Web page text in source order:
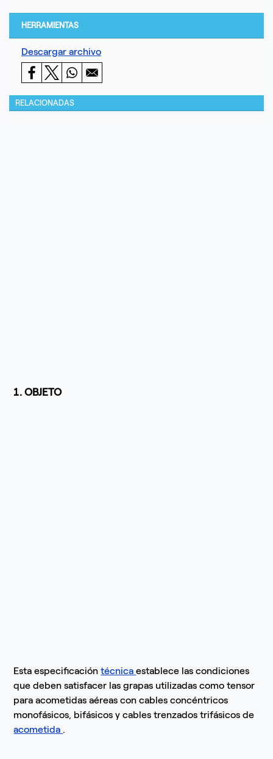
1. OBJETO
Esta especificacióntécnicaestablece las condiciones
que deben satisfacer las grapas utilizadas como tensor
para acometidas aéreas con cables concéntricos
monofásicos, bifásicos y cables trenzados trifásicos de
acometida .
HERRAMIENTAS
Descargar archivo
RELACIONADAS